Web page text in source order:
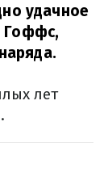
удачное
Гоффс,
лет